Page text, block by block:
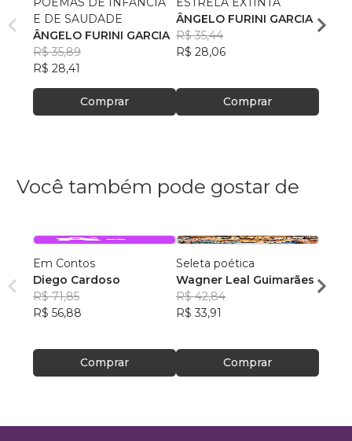
E DE SAUDADE
ÂNGELO FURINI GARCIA
R$ 35,89
R$ 28,41
Comprar
ÂNGELO FURINI GARCIA
R$ 35,44
R$ 28,06
Comprar
R$
Você também pode gostar de
Em Contos
Diego Cardoso
R$ 71,85
R$ 56,88
Comprar
Seleta poética
Wagner Leal Guimarães
R$ 42,84
R$ 33,91
Comprar
ainda
Carla